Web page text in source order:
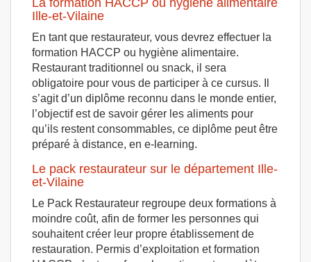
La formation HACCP ou hygiène alimentaire
Ille-et-Vilaine
En tant que restaurateur, vous devrez effectuer la
formation HACCP ou hygiène alimentaire.
Restaurant traditionnel ou snack, il sera
obligatoire pour vous de participer à ce cursus. Il
s’agit d’un diplôme reconnu dans le monde entier,
l’objectif est de savoir gérer les aliments pour
qu’ils restent consommables, ce diplôme peut être
préparé à distance, en e-learning.
Le pack restaurateur sur le département Ille-
et-Vilaine
Le Pack Restaurateur regroupe deux formations à
moindre coût, afin de former les personnes qui
souhaitent créer leur propre établissement de
restauration. Permis d’exploitation et formation